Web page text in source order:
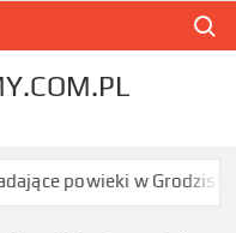
w Grodzisku